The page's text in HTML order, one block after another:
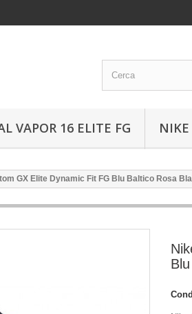
VAPOR 16 ELITE FG NIKE
GX Elite Dynamic Fit FG Blu Baltico Rosa